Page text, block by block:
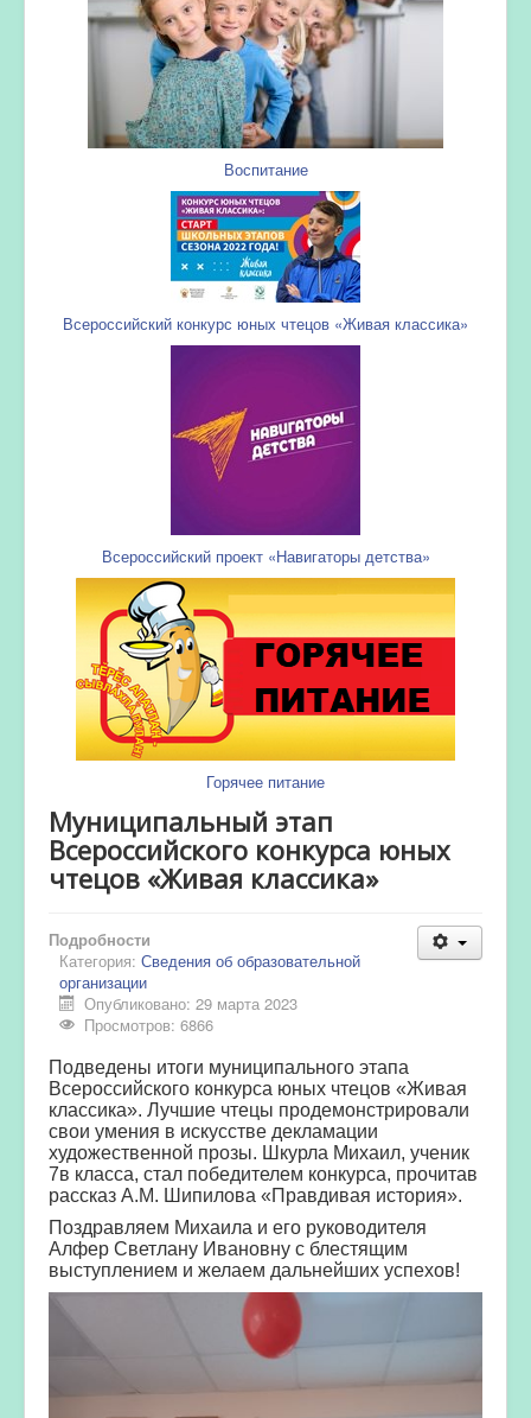
Воспитание
Всероссийский конкурс юных чтецов «Живая классика»
Всероссийский проект «Навигаторы детства»
Горячее питание
Муниципальный этап
Всероссийского конкурса юных
чтецов «Живая классика»
Подробности
Категория: Сведения об образовательной
организации
Опубликовано: 29 марта 2023
Просмотров: 6866
Подведены итоги муниципального этапа
Всероссийского конкурса юных чтецов «Живая
классика». Лучшие чтецы продемонстрировали
свои умения в искусстве декламации
художественной прозы. Шкурла Михаил, ученик
7в класса, стал победителем конкурса, прочитав
рассказ А.М. Шипилова «Правдивая история».
Поздравляем Михаила и его руководителя
Алфер Светлану Ивановну с блестящим
выступлением и желаем дальнейших успехов!